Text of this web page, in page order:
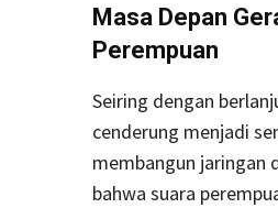
Masa Depan
Perempuan
Seiring dengan
cenderung menjadi
membangun jaringan
bahwa suara